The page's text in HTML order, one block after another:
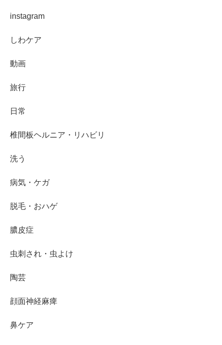
instagram
しわケア
動画
旅行
日常
椎間板ヘルニア・リハビリ
洗う
病気・ケガ
脱毛・おハゲ
膿皮症
虫刺され・虫よけ
陶芸
顔面神経麻痺
鼻ケア